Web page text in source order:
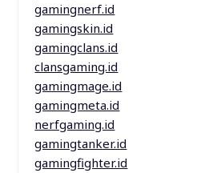
gamingnerf.id
gamingskin.id
gamingclans.id
clansgaming.id
gamingmage.id
gamingmeta.id
nerfgaming.id
gamingtanker.id
gamingfighter.id